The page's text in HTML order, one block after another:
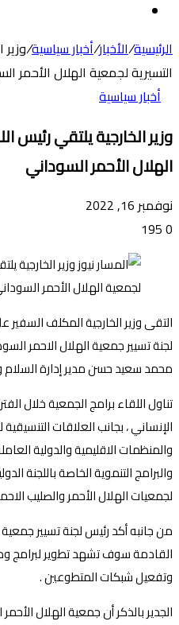
الرئيسية/الأخبار/أخبار سياسية/
التسيرية لجمعية الهلال الأحمر
أخبار سياسية
وزير الخارجية يلتقي رئيس
الهلال الأحمر السوداني
نوفمبر 16, 2022
0
التقى وزير الخارجية المكلف
لجنة تسيير جمعية الهلال الاحمر
محمد سعيد حسن مدير إدارة السلام
تناول اللقاء برامج الجمعية خلال
الإنساني ، بجانب العلاقات
والمنظمات الاقليمية والدولية
والبرامج التنموية الخاصة باللجنة
لجمعيات الهلال الأحمر والصليب
من جانبه أكد رئيس لجنة تسيير
القادمة سوف تشهد تطوير لبرامج
وتفعيل شبكات المتطوعين .
الجدير بالذكر أن جمعية الهلال